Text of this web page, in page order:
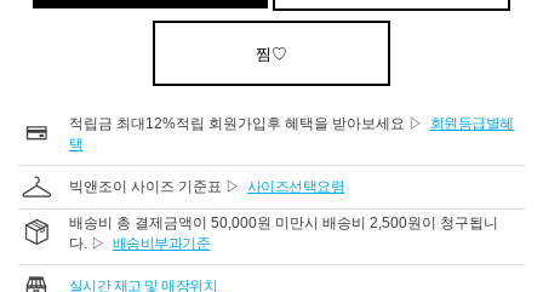
찜♡
적립금 최대12%적립 회원가입후 혜택을 받아보세요 ▷
회원등급별혜
택
빅앤조이 사이즈 기준표 ▷ 사이즈선택요령
배송비 총 결제금액이 50,000원 미만시 배송비 2,500원이 청구됩니
다. ▷ 배송비부과기준
실시간 재고 및 매장위치